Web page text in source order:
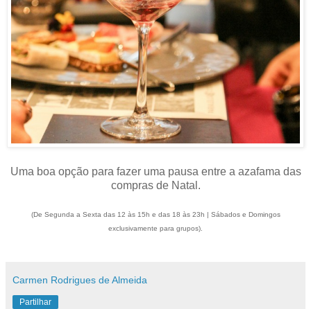
Uma boa opção para fazer uma pausa entre a azafama das
compras de Natal.
(De Segunda a Sexta das 12 às 15h e das 18 às 23h | Sábados e Domingos
exclusivamente para grupos).
Carmen Rodrigues de Almeida
Partilhar